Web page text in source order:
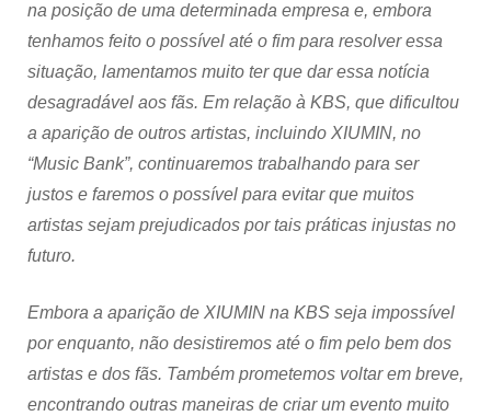
na posição de uma determinada empresa e, embora
tenhamos feito o possível até o fim para resolver essa
situação, lamentamos muito ter que dar essa notícia
desagradável aos fãs. Em relação à KBS, que dificultou
a aparição de outros artistas, incluindo XIUMIN, no
“Music Bank”, continuaremos trabalhando para ser
justos e faremos o possível para evitar que muitos
artistas sejam prejudicados por tais práticas injustas no
futuro.
Embora a aparição de XIUMIN na KBS seja impossível
por enquanto, não desistiremos até o fim pelo bem dos
artistas e dos fãs. Também prometemos voltar em breve,
encontrando outras maneiras de criar um evento muito